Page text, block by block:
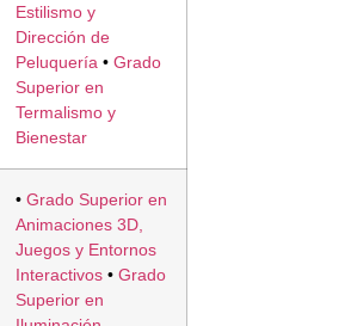
Estilismo y
Dirección de
Peluquería • Grado
Superior en
Termalismo y
Bienestar
• Grado Superior en
Animaciones 3D,
Juegos y Entornos
Interactivos • Grado
Superior en